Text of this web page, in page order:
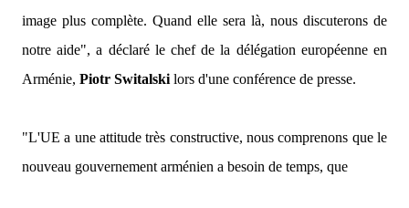
image plus complète. Quand elle sera là, nous discuterons de
notre aide", a déclaré le chef de la délégation européenne en
Arménie, Piotr Switalski lors d'une conférence de presse.
"L'UE a une attitude très constructive, nous comprenons que le
nouveau gouvernement arménien a besoin de temps, que